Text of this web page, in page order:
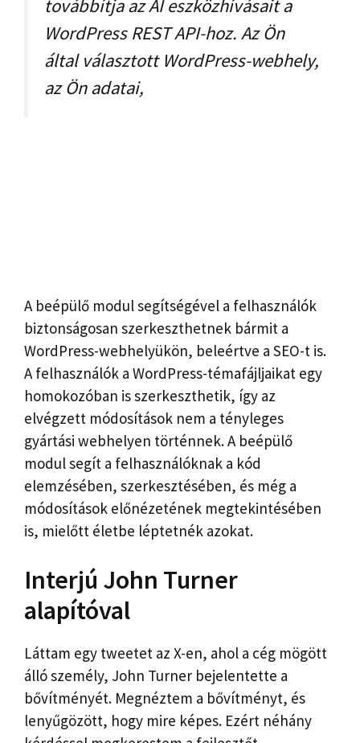
továbbítja az AI eszközhívásait a
WordPress REST API-hoz. Az Ön
által választott WordPress-webhely,
az Ön adatai,
A beépülő modul segítségével a felhasználók
biztonságosan szerkeszthetnek bármit a
WordPress-webhelyükön, beleértve a SEO-t is.
A felhasználók a WordPress-témafájljaikat egy
homokozóban is szerkeszthetik, így az
elvégzett módosítások nem a tényleges
gyártási webhelyen történnek. A beépülő
modul segít a felhasználóknak a kód
elemzésében, szerkesztésében, és még a
módosítások előnézetének megtekintésében
is, mielőtt életbe léptetnék azokat.
Interjú John Turner
alapítóval
Láttam egy tweetet az X-en, ahol a cég mögött
álló személy, John Turner bejelentette a
bővítményét. Megnéztem a bővítményt, és
lenyűgözött, hogy mire képes. Ezért néhány